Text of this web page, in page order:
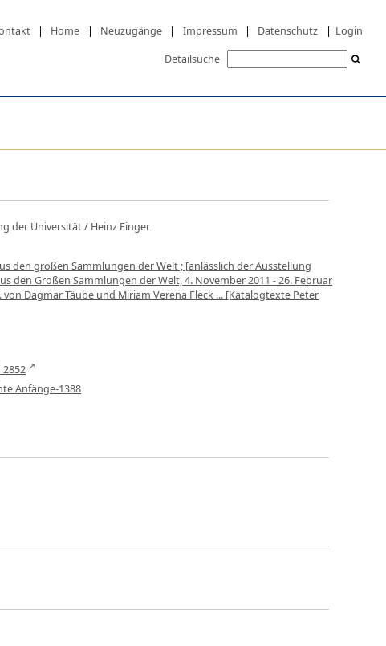
| Home | Neuzugänge | Impressum | Datenschutz | Login
Detailsuche
der Universität/ Heinz Finger
den großen Sammlungen der Welt ; [anlässlich der Ausstellung
den Großen Sammlungen der Welt, 4. November 2011 - 26. Februar
Dagmar Täube und Miriam Verena Fleck ... [Katalogtexte Peter
2852
Anfänge-1388